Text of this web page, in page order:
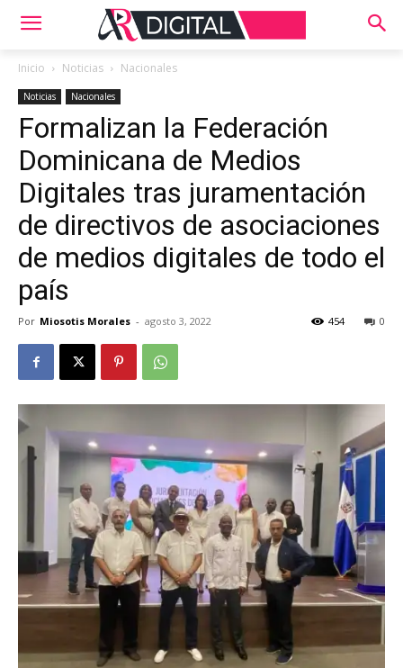
Inicio Noticias Nacionales
Noticias Nacionales
Formalizan la Federación
Dominicana de Medios
Digitales tras juramentación
de directivos de asociaciones
de medios digitales de todo el
país
Por Miosotis Morales - agosto 3, 2022 0
454